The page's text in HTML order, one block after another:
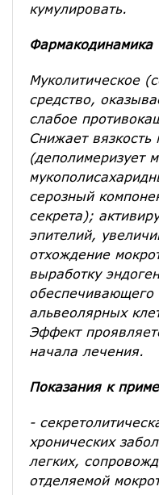
кумулировать.
Фармакодинамика
Муколитическое
средство,
слабое
Снижает вязкость
(деполимеризует
серозный
секрета);
эпителий,
отхождение
выработку
обеспечивающего
альвеолярных
Эффект
начала лечения.
Показания к
-
хронических
легких,
отделяемой